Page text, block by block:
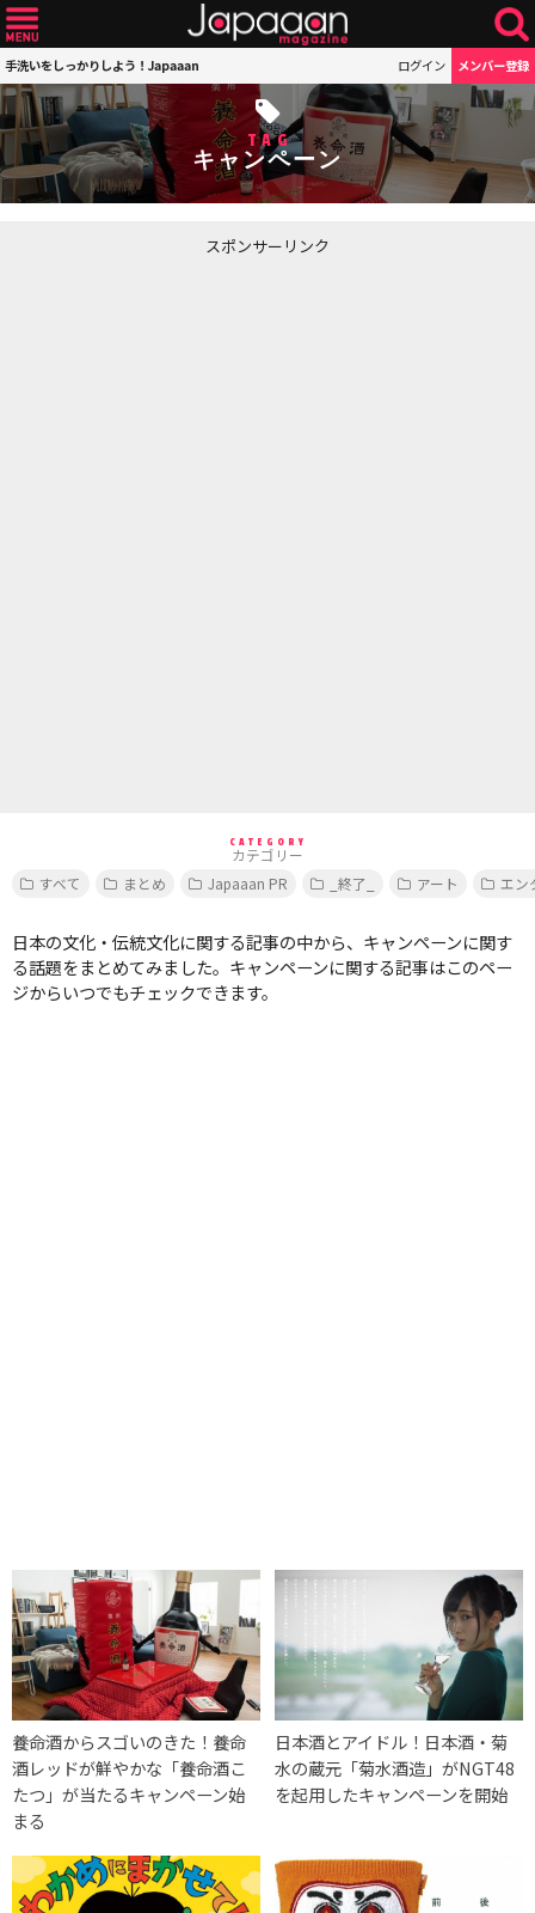
手洗いをしっかりしよう！Japaaan ログイン メンバー登録
TAG
キャンペーン
スポンサーリンク
CATEGORY
カテゴリー
すべて
まとめ Japaaan PR _終了_ アート エン
日本の文化・伝統文化に関する記事の中から、キャンペーンに関す
る話題をまとめてみました。キャンペーンに関する記事はこのペー
ジからいつでもチェックできます。
養命酒からスゴいのきた！養命
酒レッドが鮮やかな「養命酒こ
たつ」が当たるキャンペーン始
まる
日本酒とアイドル！日本酒・菊
水の蔵元「菊水酒造」がNGT48
を起用したキャンペーンを開始